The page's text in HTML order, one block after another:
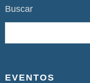
Buscar
EVENTOS